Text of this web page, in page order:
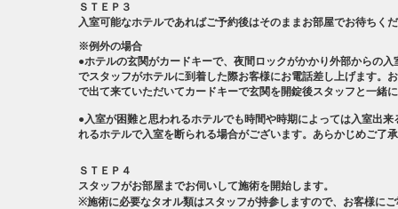
ＳＴＥＰ３
入室可能なホテルであればご予約後はそのままお部屋でお待ちく
※例外の場合
●ホテルの玄関がカードキーで、夜間ロックがかかり外部からの
でスタッフがホテルに到着した際お客様にお電話差し上げます。
で出て来ていただいてカードキーで玄関を開錠後スタッフと一緒
●入室が困難と思われるホテルでも時間や時期によっては入室出
れるホテルで入室を断られる場合がございます。あらかじめご了
ＳＴＥＰ４
スタッフがお部屋までお伺いして施術を開始します。
※施術に必要なタオル類はスタッフが持参しますので、お客様に